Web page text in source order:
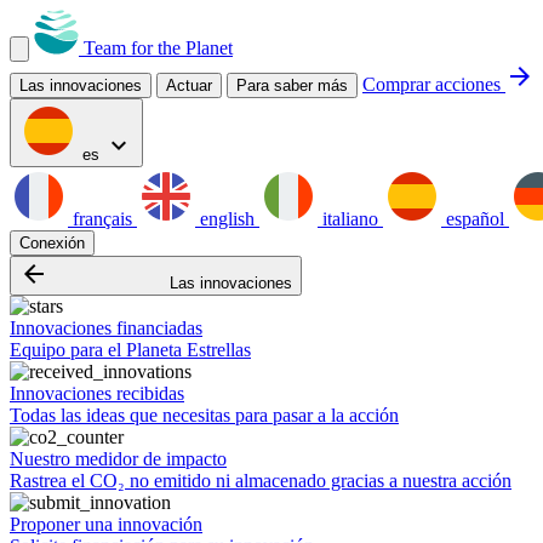
Team for the Planet
Las innovaciones Actuar Para saber más Comprar acciones arrow_forward
es expand_more
français english italiano español
Conexión
arrow_backward Las innovaciones
Innovaciones financiadas
Equipo para el Planeta Estrellas
Innovaciones recibidas
Todas las ideas que necesitas para pasar a la acción
Nuestro medidor de impacto
Rastrea el CO₂ no emitido ni almacenado gracias a nuestra acción
Proponer una innovación